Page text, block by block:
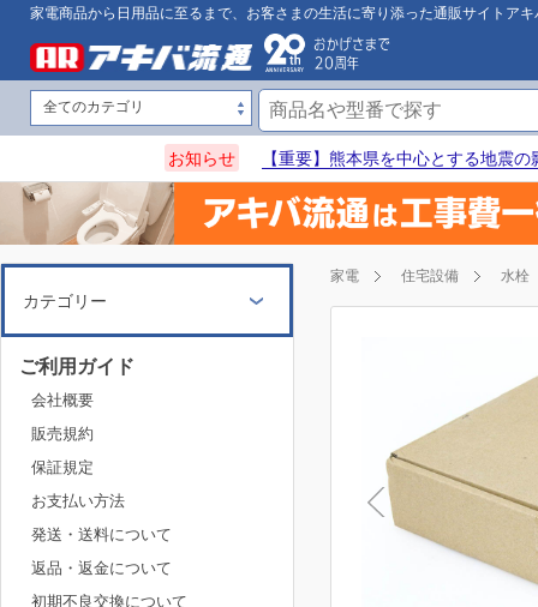
家電商品から日用品に至るまで、お客さまの生活に寄り添った通販サイトアキ
お知らせ 【重要】熊本県を中心とする地震
家電 住宅設備 水栓
カテゴリー
ご利用ガイド
会社概要
販売規約
保証規定
お支払い方法
発送・送料について
返品・返金について
初期不良交換について